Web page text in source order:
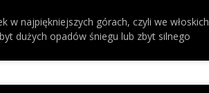
w najpiękniejszych górach, czyli we włoskich
dużych opadów śniegu lub zbyt silnego